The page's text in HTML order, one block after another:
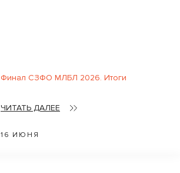
Финал СЗФО МЛБЛ 2026. Итоги
ЧИТАТЬ ДАЛЕЕ
16 ИЮНЯ